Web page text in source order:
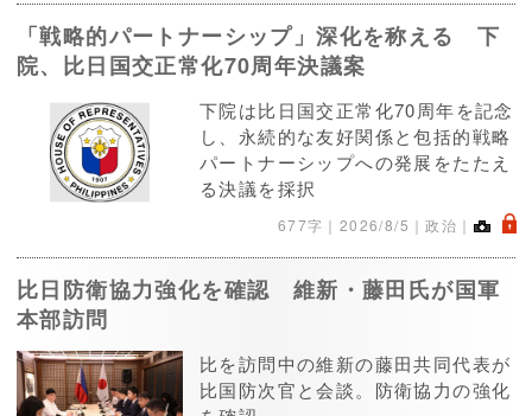
「戦略的パートナーシップ」深化を称える 下
院、比日国交正常化70周年決議案
下院は比日国交正常化70周年を記念
し、永続的な友好関係と包括的戦略
パートナーシップへの発展をたたえ
る決議を採択
677字｜ 2026/8/5 ｜政治｜ .
比日防衛協力強化を確認 維新・藤田氏が国軍
本部訪問
比を訪問中の維新の藤田共同代表が
比国防次官と会談。防衛協力の強化